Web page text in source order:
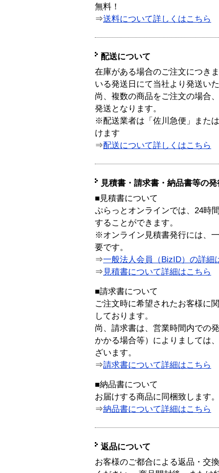
無料！
⇒送料について詳しくはこちら
配送について
在庫がある場合のご注文につき
いる発送日にて当社より発送い
尚、複数の商品をご注文の場合
発送となります。
※配送業者は「佐川急便」また
けます
⇒配送について詳しくはこちら
見積書・請求書・納品書等の
■見積書について
ぷらっとオンラインでは、24時
することができます。
※オンライン見積書発行には、
要です。
⇒一般法人会員（BizID）の詳細
⇒ 見積書について詳細はこちら
■請求書について
ご注文時に希望されたお客様に
しております。
尚、請求書は、営業時間内での
かかる場合等）によりましては
ざいます。
⇒請求書について詳細はこちら
■納品書について
お届けする商品に同梱致します。
⇒納品書について詳細はこちら
返品について
お客様のご都合による返品・交